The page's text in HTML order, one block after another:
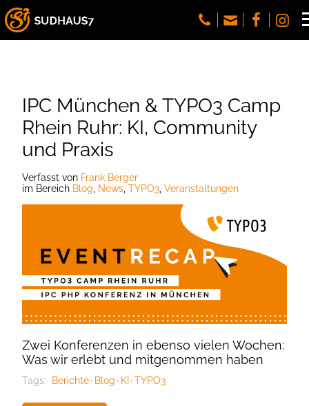
IPC München & TYPO3 Camp
Rhein Ruhr: KI, Community
und Praxis
Verfasst von Frank Berger
im Bereich Blog News TYPO3 Veranstaltungen
Zwei Konferenzen in ebenso vielen Wochen:
Was wir erlebt und mitgenommen haben
Tags: Berichte Blog KI TYPO3